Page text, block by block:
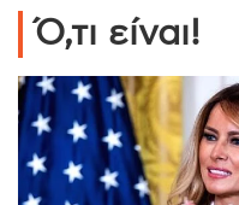
Ό,τι είναι!